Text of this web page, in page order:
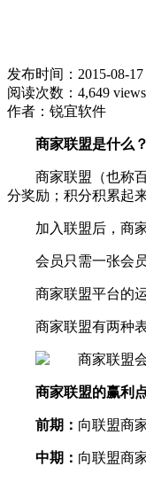
发布时间：2015-08-17
阅读次数：4,649 views
作者：锐宜软件
商家联盟是什么？
商家联盟（也称
分奖励；积分积累起
加入联盟后，商
会员只需一张会
商家联盟平台的
商家联盟有两种
商家联盟的赢利
前期： 向联盟商
中期： 向联盟商